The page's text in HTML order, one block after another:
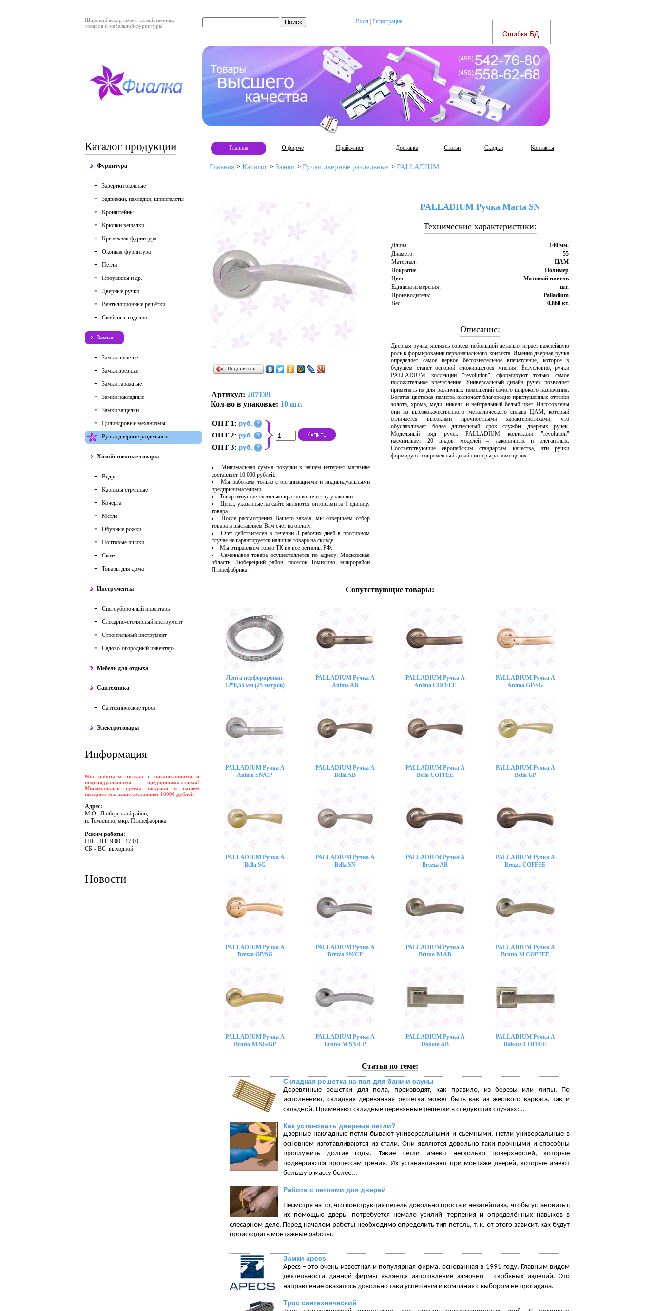
Широкий ассортимент хозяйственных
товаров и мебельной фурнитуры
Вход Регистрация
Каталог продукции
Фурнитура
Завертки оконные
Задвижки, накладки, шпингалеты
Кронштейны
Крючки вешалки
Крепежная фурнитура
Оконная фурнитура
Петли
Проушины и др.
Дверные ручки
Вентиляционные решётки
Скобяные изделия
Замки
Замки висячие
Замки врезные
Замки гаражные
Замки накладные
Замки защелки
Цилиндровые механизмы
Ручки дверные раздельные
Хозяйственные товары
Ведра
Карнизы струнные
Кочерга
Метла
Обувные рожки
Почтовые ящики
Скотч
Товары для дома
Инструменты
Снегоуборочный инвентарь
Слесарно-столярный инструмент
Строительный инструмент
Садово-огородный инвентарь
Мебель для отдыха
Сантехника
Сантехнические троса
Электротовары
Информация
Мы работаем только с организациями и
индивидуальными предпринимателями!
Минимальная сумма покупки в нашем
интернет-магазине составляет 10000 рублей.
Адрес:
М.О., Люберецкий район,
п. Томилино, мкр. Птицефабрика.
Режим работы:
ПH – ПT 9:00 - 17:00
CБ – BC выходной
Новости
Главная О фирме Прайс-лист Доставка Статьи Скидки Контакты
Главная > Каталог > Замки > Ручки дверные раздельные > PALLADIUM
Поделиться…
Артикул: 207139
Кол-во в упаковке: 10 шт.
ОПТ 1: руб. ?
ОПТ 2: руб. ?
ОПТ 3: руб. ?
Минимальная сумма покупки в нашем интернет магазине
составляет 10 000 рублей.
Мы работаем только с организациями и индивидуальными
предпринимателями.
Товар отпускается только кратно количеству упаковки.
Цены, указанные на сайте являются оптовыми за 1 единицу
товара.
После рассмотрения Вашего заказа, мы совершаем отбор
товара и выставляем Вам счет на оплату.
Счет действителен в течении 3 рабочих дней в противном
случае не гарантируется наличие товара на складе.
Мы отправляем товар ТК во все регионы РФ.
Самовывоз товара осуществляется по адресу: Московская
область, Люберецкий район, поселок Томилино, микрорайон
Птицефабрика.
PALLADIUM Ручка Marta SN
Технические характеристики:
Длина:
140 мм.
Диаметр:
55
Материал:
ЦАМ
Покрытие:
Полимер
Цвет:
Матовый никель
Единица измерения:
шт.
Производитель:
Palladium
Вес:
0,860 кг.
Описание:
Дверная ручка, являясь совсем небольшой деталью, играет важнейшую
роль в формировании первоначального контакта. Именно дверная ручка
определяет самое первое бессознательное впечатление, которое в
будущем станет основой сложившегося мнения. Безусловно, ручки
PALLADIUM коллекции "revolution" сформируют только самое
положительное впечатление. Универсальный дизайн ручек позволяет
применять их для различных помещений самого широкого назначения.
Богатая цветовая палитра включает благородно приглушенные оттенки
золота, хрома, меди, никеля и нейтральный белый цвет. Изготовлены
они из высококачественного металлического сплава ЦАМ, который
отличается высокими прочностными характеристиками, что
обуславливает более длительный срок службы дверных ручек.
Модельный ряд ручек PALLADIUM коллекции "revolution"
насчитывает 20 видов моделей – лаконичных и элегантных.
Соответствующие европейским стандартам качества, эти ручки
формируют современный дизайн интерьера помещения.
Сопутствующие товары:
Лента перфорирован.
12*0,55 мм (25 метров)
PALLADIUM Ручка A
Anima AB
PALLADIUM Ручка A
Anima COFFEE
PALLADIUM Ручка A
Anima GP/SG
PALLADIUM Ручка A
Anima SN/CP
PALLADIUM Ручка A
Bella AB
PALLADIUM Ручка A
Bella COFFEE
PALLADIUM Ручка A
Bella GP
PALLADIUM Ручка A
Bella SG
PALLADIUM Ручка A
Bella SN
PALLADIUM Ручка A
Brezza AB
PALLADIUM Ручка A
Brezza COFFEE
PALLADIUM Ручка A
Brezza GP/SG
PALLADIUM Ручка A
Brezza SN/CP
PALLADIUM Ручка A
Bruno-M AB
PALLADIUM Ручка A
Bruno-M COFFEE
PALLADIUM Ручка A
Bruno-M SG/GP
PALLADIUM Ручка A
Bruno-M SN/CP
PALLADIUM Ручка A
Dakota AB
PALLADIUM Ручка A
Dakota COFFEE
Статьи по теме:
Складная решетка на пол для бани и сауны
Деревянные решетки для пола, производят, как правило, из березы или липы. По
исполнению, складная деревянная решетка может быть как из жесткого каркаса, так и
складной. Применяют складные деревянные решетки в следующих случаях:...
Как установить дверные петли?
Дверные накладные петли бывают универсальными и съемными. Петли универсальные в
основном изготавливаются из стали. Они являются довольно таки прочными и способны
прослужить долгие годы. Такие петли имеют несколько поверхностей, которые
подвергаются процессам трения. Их устанавливают при монтаже дверей, которые имеют
большую массу более...
Работа с петлями для дверей
Несмотря на то, что конструкция петель довольно проста и незатейлива, чтобы установить с
их помощью дверь, потребуется немало усилий, терпения и определённых навыков в
слесарном деле. Перед началом работы необходимо определить тип петель, т. к. от этого зависит, как будут
происходить монтажные работы.
Замки apecs
Apecs – это очень известная и популярная фирма, основанная в 1991 году. Главным видом
деятельности данной фирмы является изготовление замочно – скобяных изделий. Это
направление оказалось довольно таки успешным и компания с выбором не прогадала.
Трос сантехнический